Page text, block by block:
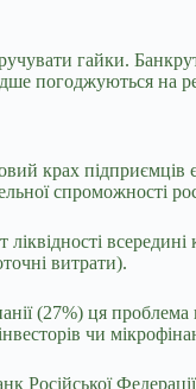
гайки.
погоджуються на
крах
спроможності
витрати).
(27%) ця
чи
Російської